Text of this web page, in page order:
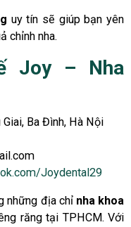
uy tín sẽ giúp bạn yên
chỉnh nha.
Joy – Nha
Giai, Ba Đình, Hà Nội
Joydental29
những địa chỉ nha khoa
răng tại TPHCM. Với